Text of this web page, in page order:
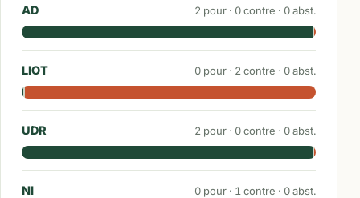
AD 2 pour · 0contre · 0abst.
LIOT 0 pour · 2 contre · 0abst.
UDR 2 pour · 0contre · 0abst.
NI 0 pour · 1 contre · 0abst.